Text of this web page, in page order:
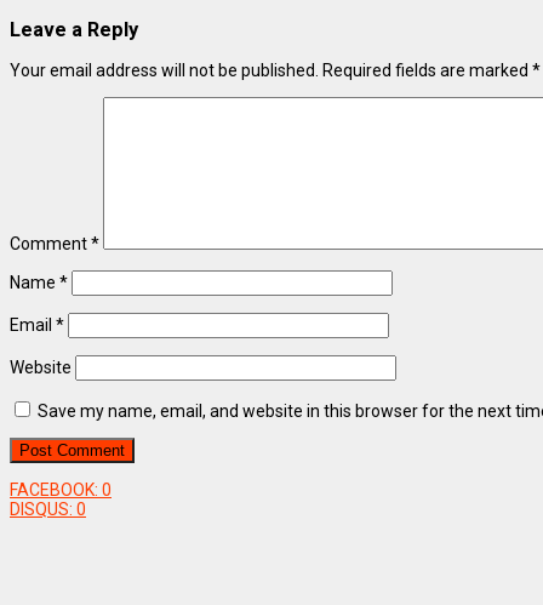
Leave a Reply
Your email address will not be published. Required fields are marked *
Comment*
Name *
Email *
Website
Save my name, email, and website in this browser for the next
FACEBOOK: 0
DISQUS: 0